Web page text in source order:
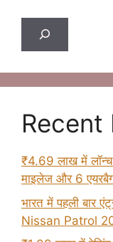
Search
Recent
₹4.69 लाख में
माइलेज और 6 एयरबैग
भारत में पहली बार
Nissan Patrol